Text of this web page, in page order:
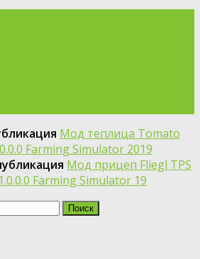
Мод теплица Tomato
Farming Simulator 2019
Мод прицеп Fliegl TPS
Farming Simulator 19